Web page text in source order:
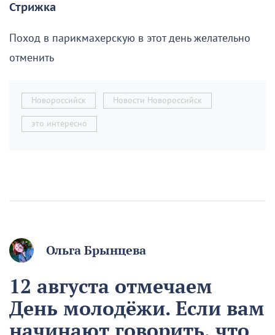
Стрижка
Поход в парикмахерскую в этот день желательно
отменить
Новороссийск Новости Новороссийск
это интересно
Ольга Брынцева
12 августа отмечаем
День молодёжи. Если вам